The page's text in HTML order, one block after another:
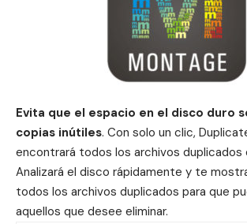
Evita que el espacio en el disco duro
copias inútiles. Con solo un clic,
encontrará todos los archivos duplicados
Analizará el disco rápidamente y te
todos los archivos duplicados para que
aquellos que desee eliminar.